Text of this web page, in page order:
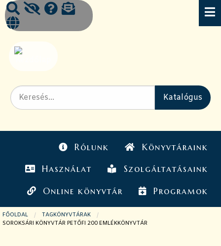
Rólunk Könyvtáraink
Használat Szolgáltatásaink
Online könyvtár Programok
FŐOLDAL
TAGKÖNYVTÁRAK
JELENLEGI OLDAL:
SOROKSÁRI KÖNYVTÁR PETŐFI 200 EMLÉKKÖNYVTÁR